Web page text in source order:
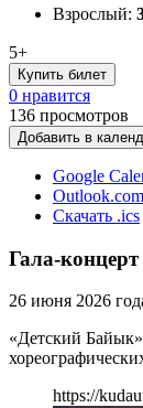
Взрослый:
5+
Купить билет
0 нравится
136 просмотров
Добавить в
Google
Outlook.com
Скачать .ics
Гала-
26 июня 2026
«Детский
https://